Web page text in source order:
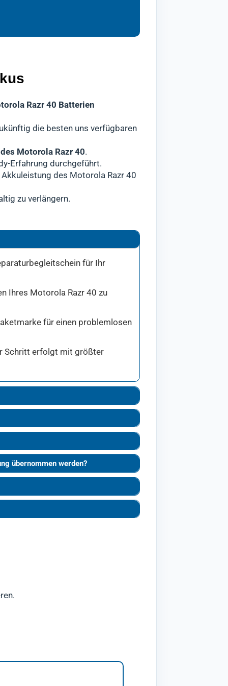
Razr 40 Batterien
die besten uns verfügbaren
Motorola Razr 40.
Erfahrung durchgeführt.
des Motorola Razr 40
zu verlängern.
für Ihr
Ihres Motorola Razr 40 zu
für einen problemlosen
Schritt erfolgt mit größter
übernommen werden?